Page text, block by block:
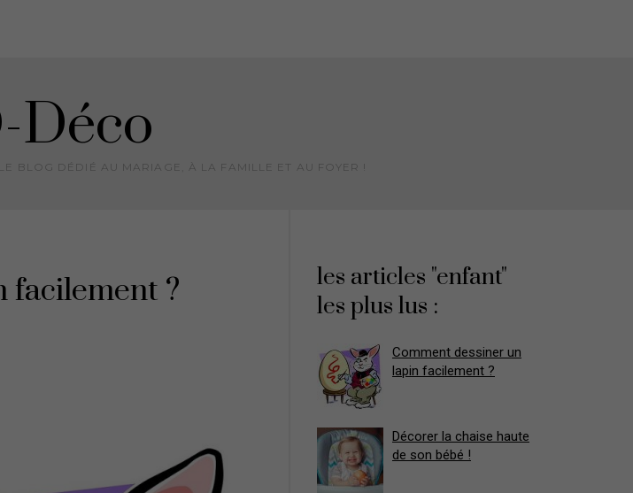
Déco
BLOG DÉDIÉ AU MARIAGE, À LA FAMILLE ET AU FOYER !
facilement ?
les articles "enfant"
les plus lus :
Comment dessiner un
lapin facilement ?
Décorer la chaise haute
de son bébé !